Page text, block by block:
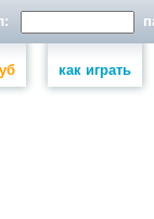
как играть